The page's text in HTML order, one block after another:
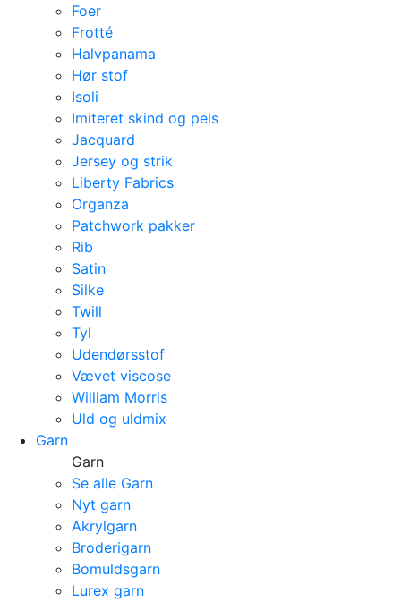
Foer
Frotté
Halvpanama
Hør stof
Isoli
Imiteret skind og pels
Jacquard
Jersey og strik
Liberty Fabrics
Organza
Patchwork pakker
Rib
Satin
Silke
Twill
Tyl
Udendørsstof
Vævet viscose
William Morris
Uld og uldmix
Garn
Garn
Se alle Garn
Nyt garn
Akrylgarn
Broderigarn
Bomuldsgarn
Lurex garn